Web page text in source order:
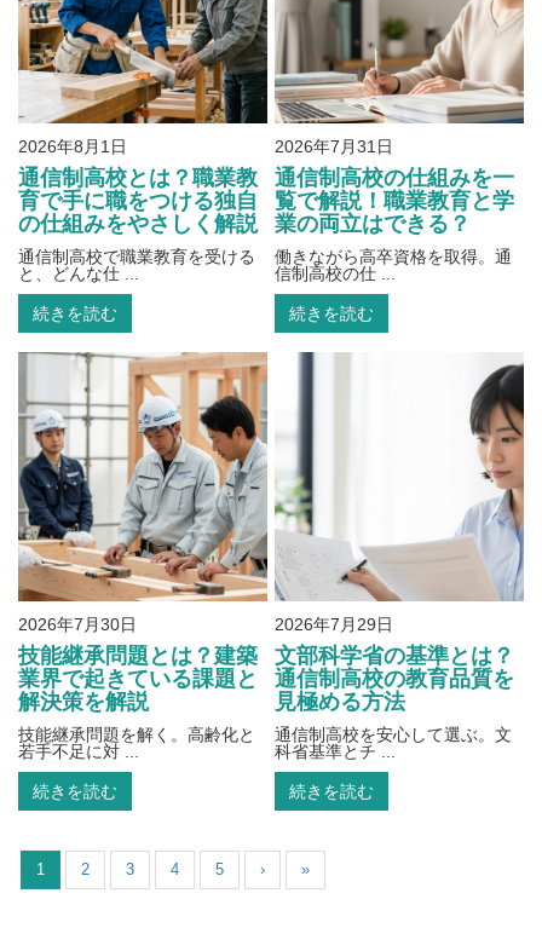
2026年8月1日
通信制高校とは？職業教
育で手に職をつける独自
の仕組みをやさしく解説
通信制高校で職業教育を受ける
と、どんな仕 ...
続きを読む
2026年7月31日
通信制高校の仕組みを一
覧で解説！職業教育と学
業の両立はできる？
働きながら高卒資格を取得。通
信制高校の仕 ...
続きを読む
2026年7月30日
技能継承問題とは？建築
業界で起きている課題と
解決策を解説
技能継承問題を解く。高齢化と
若手不足に対 ...
続きを読む
2026年7月29日
文部科学省の基準とは？
通信制高校の教育品質を
見極める方法
通信制高校を安心して選ぶ。文
科省基準とチ ...
続きを読む
1 2 3 4 5 › »